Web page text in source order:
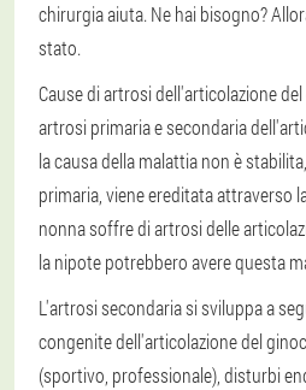
chirurgia aiuta. Ne hai bisogno?
stato.
Cause di artrosi dell'articolazione
artrosi primaria e secondaria
la causa della malattia non è
primaria, viene ereditata attraverso
nonna soffre di artrosi delle
la nipote potrebbero avere questa
L'artrosi secondaria si sviluppa a
congenite dell'articolazione del
(sportivo, professionale), disturbi